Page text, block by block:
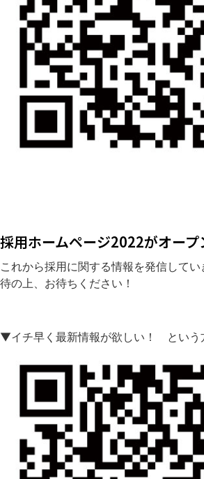
採用ホームページ2022がオープ
これから採用に関する情報を発信して
待の上、お待ちください！
▼イチ早く最新情報が欲しい！ という